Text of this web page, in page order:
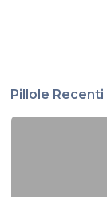
Pillole Recenti